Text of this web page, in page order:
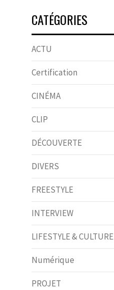
CATÉGORIES
ACTU
Certification
CINÉMA
CLIP
DÉCOUVERTE
DIVERS
FREESTYLE
INTERVIEW
LIFESTYLE & CULTURE
Numérique
PROJET